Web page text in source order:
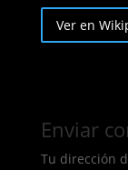
Ver en
Enviar
Tu dirección